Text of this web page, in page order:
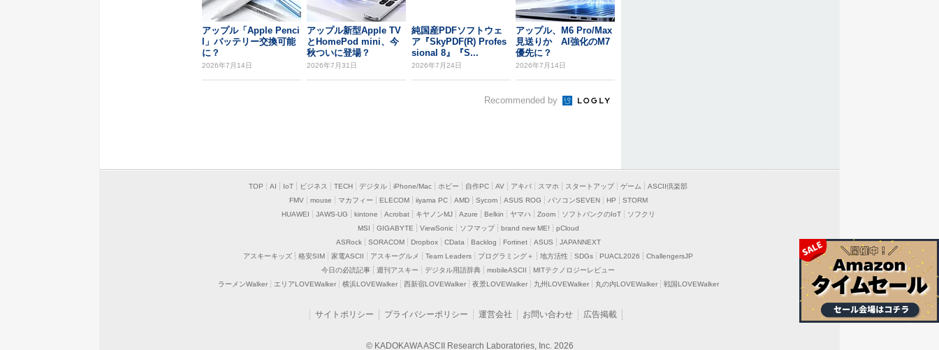
アップル「Apple Penci
l」バッテリー交換可能
に？
2026年7月14日
アップル新型Apple TV
とHomePod mini、今
秋ついに登場？
2026年7月31日
純国産PDFソフトウェ
ア『SkyPDF(R) Profes
sional 8』『S...
2026年7月24日
アップル、M6 Pro/Max
見送りか AI強化のM7
優先に？
2026年7月14日
Recommended by
TOP AI IoT ビジネス TECH デジタル iPhone/Mac ホビー 自作PC AV アキバ スマホ スタートアップ ゲーム
ASCII倶楽部
FMV
mouse マカフィー ELECOM iiyama PC AMD Sycom ASUS ROG パソコンSEVEN HP
STORM
HUAWEI
JAWS-UG kintone Acrobat キヤノンMJ Azure Belkin ヤマハ Zoom ソフトバンクのIoT
ソフクリ
MSI
GIGABYTE ViewSonic ソフマップ brand new ME!
pCloud
ASRock
SORACOM Dropbox CData Backlog Fortinet ASUS
JAPANNEXT
アスキーキッズ
格安SIM 家電ASCII アスキーグルメ Team Leaders プログラミング＋ 地方活性 SDGs PUACL2026
ChallengersJP
今日の必読記事
週刊アスキー デジタル用語辞典 mobileASCII
MITテクノロジーレビュー
ラーメンWalker
エリアLOVEWalker 横浜LOVEWalker 西新宿LOVEWalker 夜景LOVEWalker 九州LOVEWalker 丸の内LOVEWalker 戦国LOVEWalker
サイトポリシー プライバシーポリシー 運営会社 お問い合わせ 広告掲載
© KADOKAWA ASCII Research Laboratories, Inc. 2026